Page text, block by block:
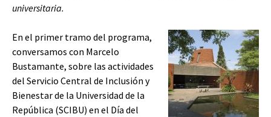
universitaria.
En el primer tramo del programa,
conversamos con Marcelo
Bustamante, sobre las actividades
del Servicio Central de Inclusión y
Bienestar de la Universidad de la
República (SCIBU) en el Día del